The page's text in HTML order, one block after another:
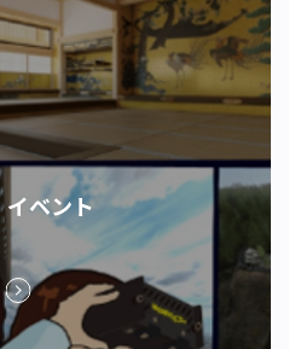
イベント